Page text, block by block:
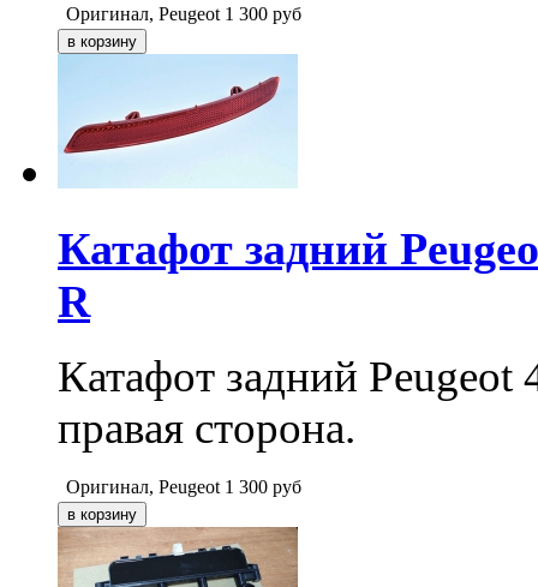
Оригинал, Peugeot 1 300 руб
Катафот задний
R
Катафот задний
правая сторона.
Оригинал, Peugeot 1 300 руб